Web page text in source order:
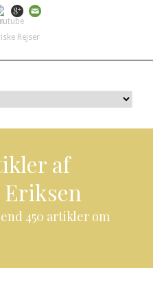
Rejser
af
Eriksen
450 artikler om